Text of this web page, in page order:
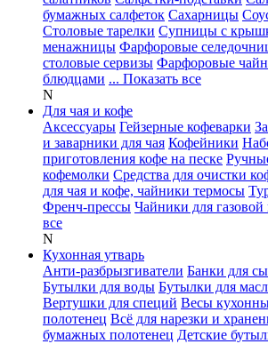
бумажных салфеток Сахарницы
Столовые тарелки Супницы с
менажницы Фарфоровые
столовые сервизы Фарфоровые
блюдцами ... Показать все
N
Для чая и кофе
Аксессуары Гейзерные кофеварки
и заварники для чая Кофейники
приготовления кофе на песке
кофемолки Средства для очистки
для чая и кофе, чайники термосы
Френч-прессы Чайники для
все
N
Кухонная утварь
Анти-разбрызгиватели Банки для
Бутылки для воды Бутылки для
Вертушки для специй Весы
полотенец Всё для нарезки и
бумажных полотенец Детские